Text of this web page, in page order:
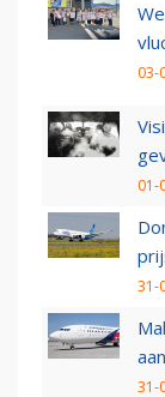
03-
01-
31-
31-